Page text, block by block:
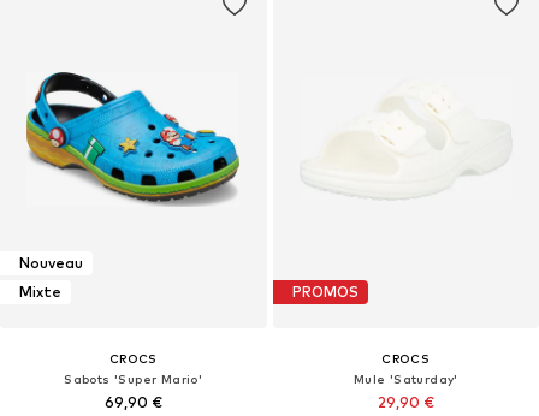
Nouveau
Mixte
CROCS
Sabots 'Super Mario'
69,90 €
PROMOS
CROCS
Mule 'Saturday'
29,90 €